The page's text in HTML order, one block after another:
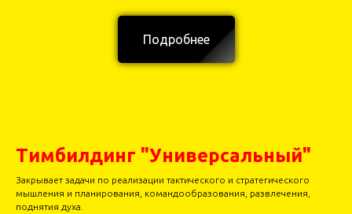
Подробнее
Тимбилдинг "Универсальный"
Закрывает задачи по реализации тактического и стратегического
мышления и планирования, командообразования, развлечения,
поднятия духа.